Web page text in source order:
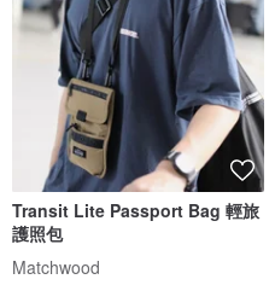
Transit Lite Passport Bag 輕旅
護照包
Matchwood